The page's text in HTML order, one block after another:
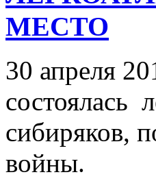
МЕСТО
30 апреля
состоялась
сибиряков,
войны.